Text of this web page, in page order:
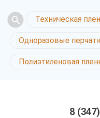
Техническая
Одноразовые
Полиэтиленовая
8